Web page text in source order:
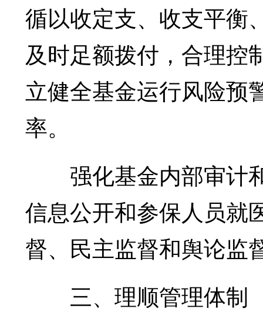
循以收定支、收支平衡
及时足额拨付，合理控
立健全基金运行风险预
率。
强化基金内部审计
信息公开和参保人员就
督、民主监督和舆论监
三、理顺管理体制